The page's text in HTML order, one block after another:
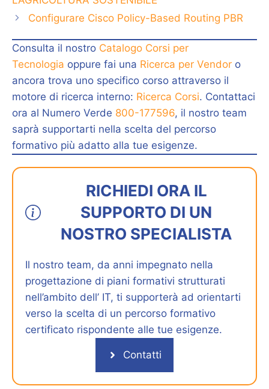
Configurare Cisco Policy-Based Routing PBR
Consulta il nostro Catalogo Corsi per
Tecnologia oppure fai una Ricerca per Vendor o
ancora trova uno specifico corso attraverso il
motore di ricerca interno: Ricerca Corsi. Contattaci
ora al Numero Verde 800-177596, il nostro team
saprà supportarti nella scelta del percorso
formativo più adatto alla tue esigenze.
RICHIEDI ORA IL
SUPPORTO DI UN
NOSTRO SPECIALISTA
Il nostro team, da anni impegnato nella
progettazione di piani formativi strutturati
nell’ambito dell’ IT, ti supporterà ad orientarti
verso la scelta di un percorso formativo
certificato rispondente alle tue esigenze.
Contatti